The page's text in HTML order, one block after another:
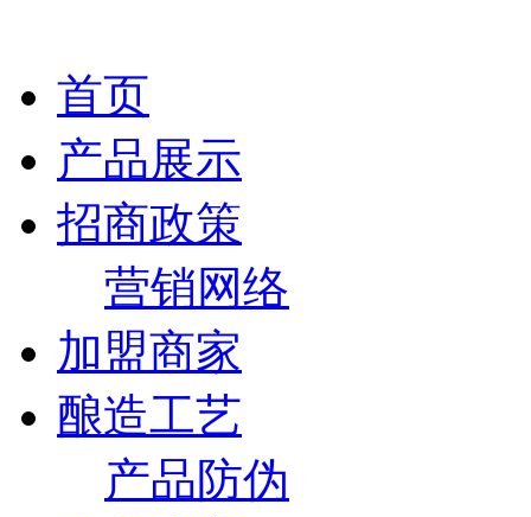
首页
产品展示
招商政策
营销网络
加盟商家
酿造工艺
产品防伪